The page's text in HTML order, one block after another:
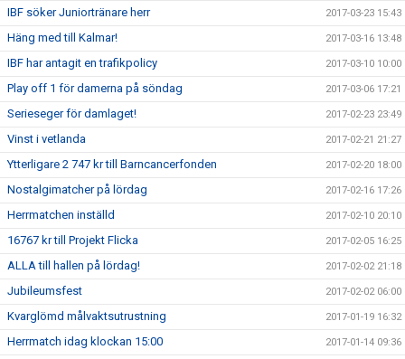
IBF söker Juniortränare herr 2017-03-23 15:43
Häng med till Kalmar! 2017-03-16 13:48
IBF har antagit en trafikpolicy 2017-03-10 10:00
Play off 1 för damerna på söndag 2017-03-06 17:21
Serieseger för damlaget! 2017-02-23 23:49
Vinst i vetlanda 2017-02-21 21:27
Ytterligare 2 747 kr till Barncancerfonden 2017-02-20 18:00
Nostalgimatcher på lördag 2017-02-16 17:26
Herrmatchen inställd 2017-02-10 20:10
16767 kr till Projekt Flicka 2017-02-05 16:25
ALLA till hallen på lördag! 2017-02-02 21:18
Jubileumsfest 2017-02-02 06:00
Kvarglömd målvaktsutrustning 2017-01-19 16:32
Herrmatch idag klockan 15:00 2017-01-14 09:36